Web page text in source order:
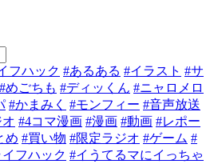
フハック #あるある #イラスト #サ
#めごちも #ディッくん #ニャロメロ
#かまみく #モンフィー #音声放送
#4コマ漫画 #漫画 #動画 #レポー
め #買い物 #限定ラジオ #ゲーム #
イフハック #イうてるマにイっちゃ